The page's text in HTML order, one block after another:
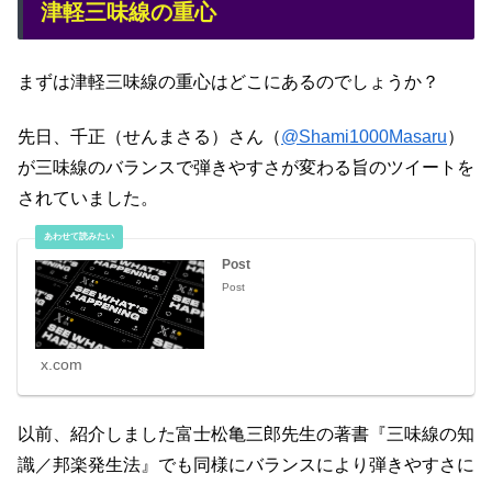
津軽三味線の重心
まずは津軽三味線の重心はどこにあるのでしょうか？
先日、千正（せんまさる）さん（@Shami1000Masaru）
が三味線のバランスで弾きやすさが変わる旨のツイートを
されていました。
Post
Post
x.com
以前、紹介しました富士松亀三郎先生の著書『三味線の知
識／邦楽発生法』でも同様にバランスにより弾きやすさに